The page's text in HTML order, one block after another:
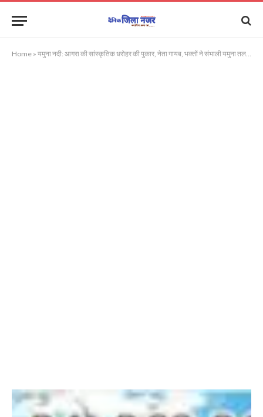
Home » यमुना नदी: आगरा की सांस्कृतिक धरोहर की पुकार, नेता गायब, भक्तों ने संभाली यमुना तलहटी की सफाई